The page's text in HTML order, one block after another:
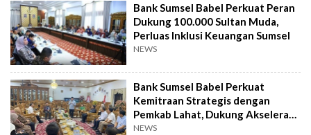
Bank Sumsel Babel Perkuat Peran
Dukung 100.000 Sultan Muda,
Perluas Inklusi Keuangan Sumsel
NEWS
Bank Sumsel Babel Perkuat
Kemitraan Strategis dengan
Pemkab Lahat, Dukung Akselerasi
Ekonomi Daerah
NEWS